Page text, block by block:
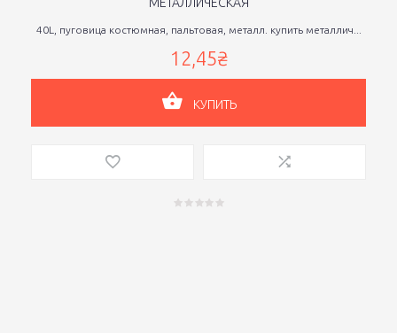
40L, пуговица костюмная, пальтовая, металл. купить металлич...
12,45₴
КУПИТЬ